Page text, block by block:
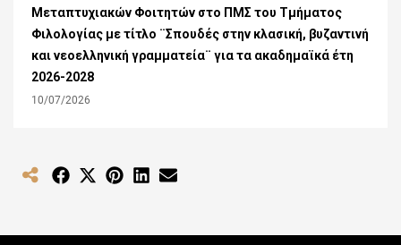
Μεταπτυχιακών Φοιτητών στο ΠΜΣ του Τμήματος
Φιλολογίας με τίτλο ¨Σπουδές στην κλασική, βυζαντινή
και νεοελληνική γραμματεία¨ για τα ακαδημαϊκά έτη
2026-2028
10/07/2026
Share Share
(Twitter)
Share Share